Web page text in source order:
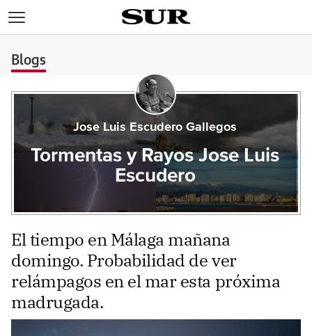
Blogs
Jose Luis Escudero Gallegos
Tormentas y Rayos Jose Luis
Escudero
El tiempo en Málaga mañana
domingo. Probabilidad de ver
relámpagos en el mar esta próxima
madrugada.